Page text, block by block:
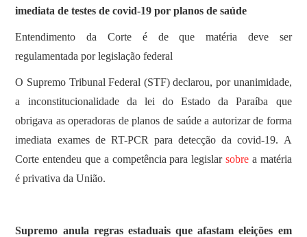
imediata de testes de covid-19 por planos de saúde
Entendimento da Corte é de que matéria deve ser
regulamentada por legislação federal
O Supremo Tribunal Federal (STF) declarou, por unanimidade,
a inconstitucionalidade da lei do Estado da Paraíba que
obrigava as operadoras de planos de saúde a autorizar de forma
imediata exames de RT-PCR para detecção da covid-19. A
Corte entendeu que a competência para legislar sobre a matéria
é privativa da União.
Supremo anula regras estaduais que afastam eleições em